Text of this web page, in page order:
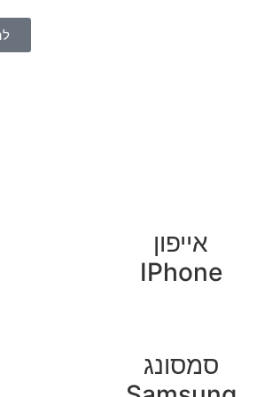
אייפון
IPhone
סמסונג